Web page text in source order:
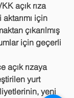
açık rıza
aktarımı için
çıkarılmış
için geçerli
açık rızaya
yurt
yeni